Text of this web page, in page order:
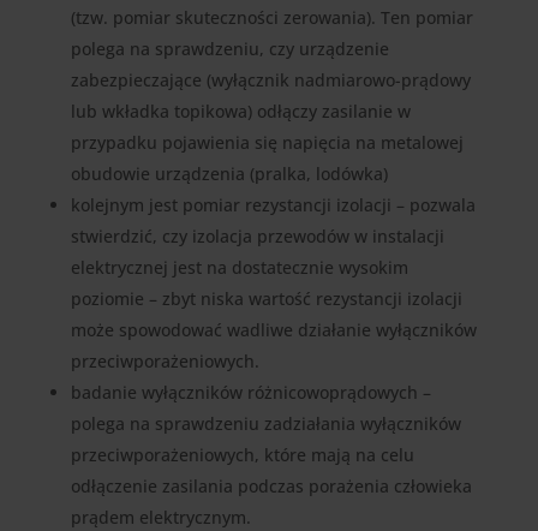
(tzw. pomiar skuteczności zerowania). Ten pomiar
polega na sprawdzeniu, czy urządzenie
zabezpieczające (wyłącznik nadmiarowo-prądowy
lub wkładka topikowa) odłączy zasilanie w
przypadku pojawienia się napięcia na metalowej
obudowie urządzenia (pralka, lodówka)
kolejnym jest pomiar rezystancji izolacji – pozwala
stwierdzić, czy izolacja przewodów w instalacji
elektrycznej jest na dostatecznie wysokim
poziomie – zbyt niska wartość rezystancji izolacji
może spowodować wadliwe działanie wyłączników
przeciwporażeniowych.
badanie wyłączników różnicowoprądowych –
polega na sprawdzeniu zadziałania wyłączników
przeciwporażeniowych, które mają na celu
odłączenie zasilania podczas porażenia człowieka
prądem elektrycznym.